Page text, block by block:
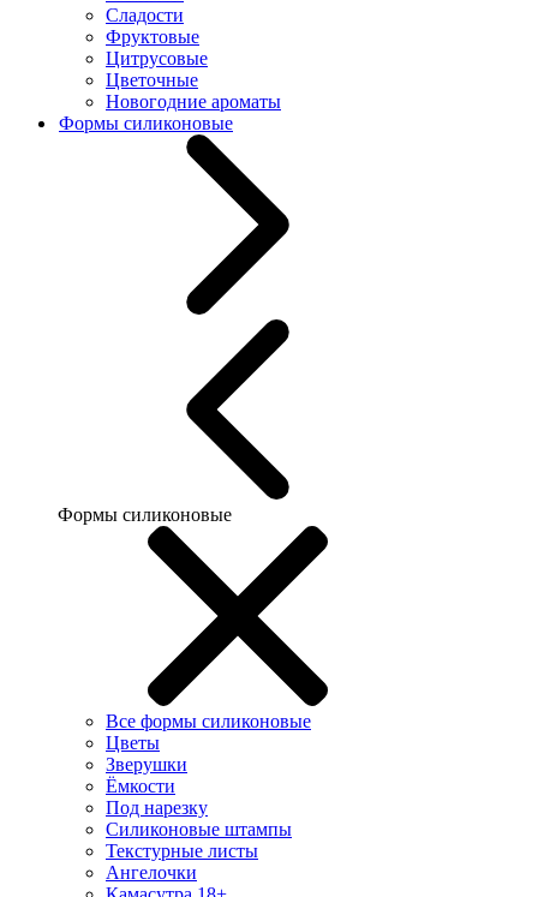
Сладости
Фруктовые
Цитрусовые
Цветочные
Новогодние ароматы
Формы силиконовые
Формы силиконовые
Все формы силиконовые
Цветы
Зверушки
Ёмкости
Под нарезку
Силиконовые штампы
Текстурные листы
Ангелочки